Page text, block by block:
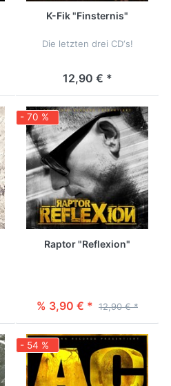
K-Fik "Finsternis"
Die letzten drei CD‘s!
12,90 € *
- 70 %
Raptor "Reflexion"
% 3,90 € * 12,90 € *
- 54 %